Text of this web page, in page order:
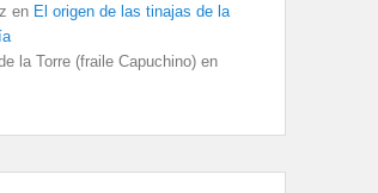
en El origen de las tinajas de la
la Torre (fraile Capuchino) en